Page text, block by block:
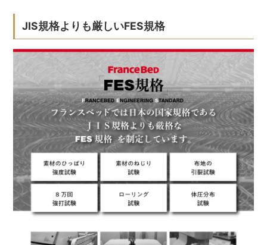
JIS規格よりも厳しいFES規格